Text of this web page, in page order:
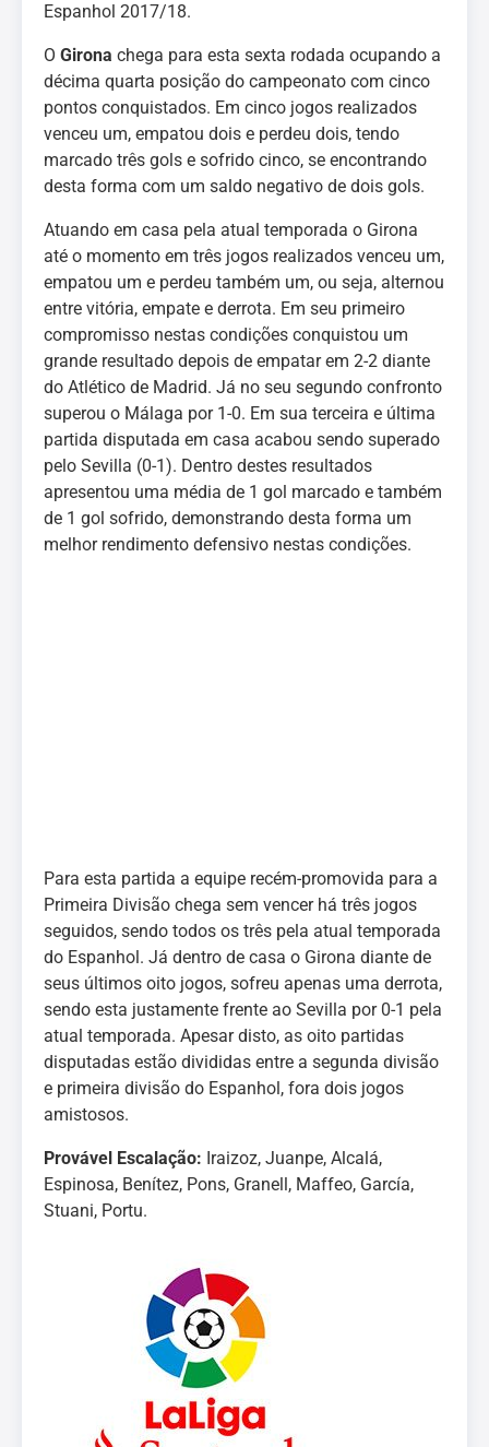
Espanhol 2017/18.
O Girona chega para esta sexta rodada ocupando a
décima quarta posição do campeonato com cinco
pontos conquistados. Em cinco jogos realizados
venceu um, empatou dois e perdeu dois, tendo
marcado três gols e sofrido cinco, se encontrando
desta forma com um saldo negativo de dois gols.
Atuando em casa pela atual temporada o Girona
até o momento em três jogos realizados venceu um,
empatou um e perdeu também um, ou seja, alternou
entre vitória, empate e derrota. Em seu primeiro
compromisso nestas condições conquistou um
grande resultado depois de empatar em 2-2 diante
do Atlético de Madrid. Já no seu segundo confronto
superou o Málaga por 1-0. Em sua terceira e última
partida disputada em casa acabou sendo superado
pelo Sevilla (0-1). Dentro destes resultados
apresentou uma média de 1 gol marcado e também
de 1 gol sofrido, demonstrando desta forma um
melhor rendimento defensivo nestas condições.
Para esta partida a equipe recém-promovida para a
Primeira Divisão chega sem vencer há três jogos
seguidos, sendo todos os três pela atual temporada
do Espanhol. Já dentro de casa o Girona diante de
seus últimos oito jogos, sofreu apenas uma derrota,
sendo esta justamente frente ao Sevilla por 0-1 pela
atual temporada. Apesar disto, as oito partidas
disputadas estão divididas entre a segunda divisão
e primeira divisão do Espanhol, fora dois jogos
amistosos.
Provável Escalação: Iraizoz, Juanpe, Alcalá,
Espinosa, Benítez, Pons, Granell, Maffeo, García,
Stuani, Portu.